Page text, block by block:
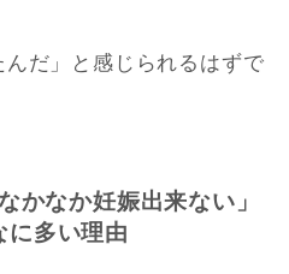
んだ」と感じられるはずで
かなか妊娠出来ない」
に多い理由